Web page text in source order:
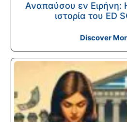
Αναπαύσου εν Ειρήνη:
ιστορία του ED
Discover